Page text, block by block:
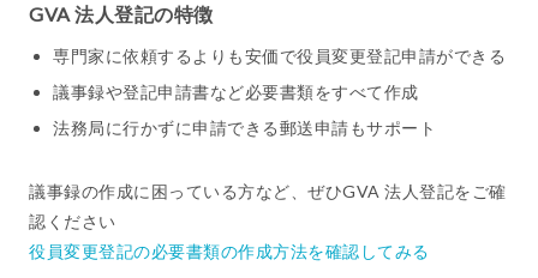
GVA 法人登記の特徴
専門家に依頼するよりも安価で役員変更登記申請ができる
議事録や登記申請書など必要書類をすべて作成
法務局に行かずに申請できる郵送申請もサポート
議事録の作成に困っている方など、ぜひGVA 法人登記をご確
認ください
役員変更登記の必要書類の作成方法を確認してみる